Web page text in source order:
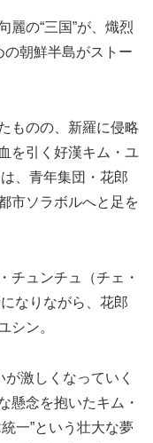
麗の“三国”が、熾烈
朝鮮半島がストー
ものの、新羅に侵略
を引く好漢キム・ユ
、青年集団・花郎
市ソラボルへと足を
チュンチュ（チェ・
なりながら、花郎
シン。
が激しくなっていく
懸念を抱いたキム・
一”という壮大な夢